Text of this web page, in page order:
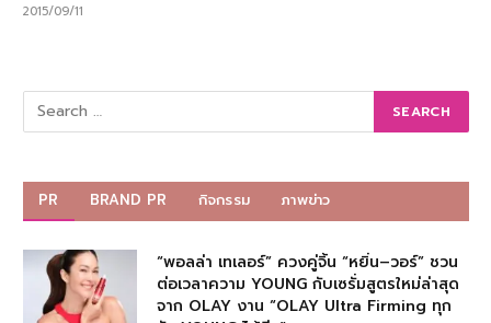
2015/09/11
PR BRAND PR กิจกรรม ภาพข่าว
“พอลล่า เทเลอร์” ควงคู่จิ้น “หยิ่น–วอร์” ชวน
ต่อเวลาความ YOUNG กับเซรั่มสูตรใหม่ล่าสุด
จาก OLAY งาน “OLAY Ultra Firming ทุก